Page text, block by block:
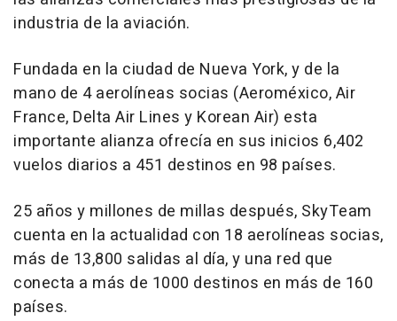
industria de la aviación.
Fundada en la ciudad de Nueva York, y de la
mano de 4 aerolíneas socias (Aeroméxico, Air
France, Delta Air Lines y Korean Air) esta
importante alianza ofrecía en sus inicios 6,402
vuelos diarios a 451 destinos en 98 países.
25 años y millones de millas después, SkyTeam
cuenta en la actualidad con 18 aerolíneas socias,
más de 13,800 salidas al día, y una red que
conecta a más de 1000 destinos en más de 160
países.